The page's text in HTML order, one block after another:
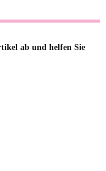
ab und helfen Sie